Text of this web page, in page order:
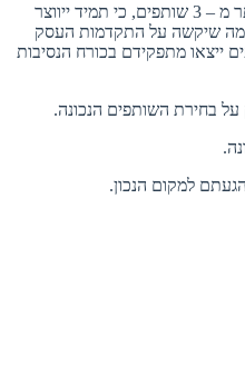
מאוד קשה לקבל החלטה כשאתם יותר מ – 3 שותפים, כי תמיד ייווצר
שיקשה על התקדמות העסק
המקרים בין 1-2 שותפים ייצאו מתפקידם בכורח הנסיבות
על בחירת השותפים הנכונה.
למקום הנכון.